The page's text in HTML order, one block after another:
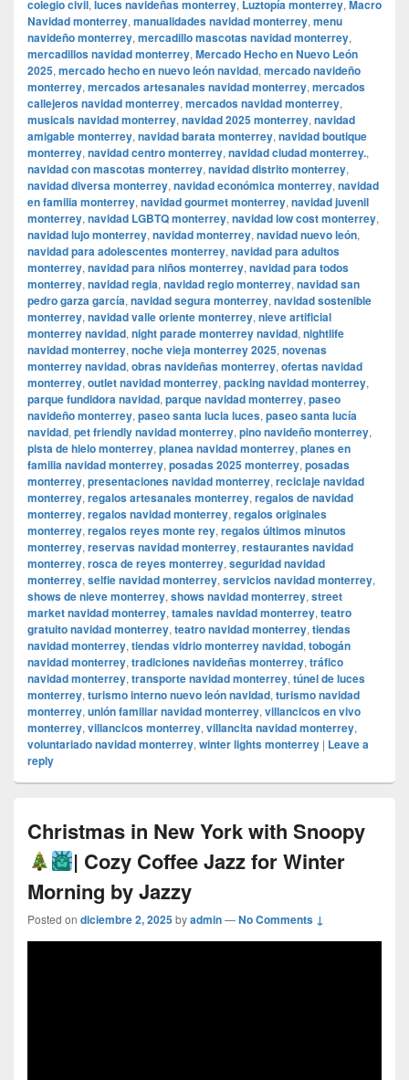
colegio civil, luces navideñas monterrey, Luztopía monterrey, Macro
Navidad monterrey, manualidades navidad monterrey, menu
navideño monterrey, mercadillo mascotas navidad monterrey,
mercadillos navidad monterrey, Mercado Hecho en Nuevo León
2025, mercado hecho en nuevo león navidad, mercado navideño
monterrey, mercados artesanales navidad monterrey, mercados
callejeros navidad monterrey, mercados navidad monterrey,
musicals navidad monterrey, navidad 2025 monterrey, navidad
amigable monterrey, navidad barata monterrey, navidad boutique
monterrey, navidad centro monterrey, navidad ciudad monterrey.,
navidad con mascotas monterrey, navidad distrito monterrey,
navidad diversa monterrey, navidad económica monterrey, navidad
en familia monterrey, navidad gourmet monterrey, navidad juvenil
monterrey, navidad LGBTQ monterrey, navidad low cost monterrey,
navidad lujo monterrey, navidad monterrey, navidad nuevo león,
navidad para adolescentes monterrey, navidad para adultos
monterrey, navidad para niños monterrey, navidad para todos
monterrey, navidad regia, navidad regio monterrey, navidad san
pedro garza garcía, navidad segura monterrey, navidad sostenible
monterrey, navidad valle oriente monterrey, nieve artificial
monterrey navidad, night parade monterrey navidad, nightlife
navidad monterrey, noche vieja monterrey 2025, novenas
monterrey navidad, obras navideñas monterrey, ofertas navidad
monterrey, outlet navidad monterrey, packing navidad monterrey,
parque fundidora navidad, parque navidad monterrey, paseo
navideño monterrey, paseo santa lucia luces, paseo santa lucía
navidad, pet friendly navidad monterrey, pino navideño monterrey,
pista de hielo monterrey, planea navidad monterrey, planes en
familia navidad monterrey, posadas 2025 monterrey, posadas
monterrey, presentaciones navidad monterrey, reciclaje navidad
monterrey, regalos artesanales monterrey, regalos de navidad
monterrey, regalos navidad monterrey, regalos originales
monterrey, regalos reyes monte rey, regalos últimos minutos
monterrey, reservas navidad monterrey, restaurantes navidad
monterrey, rosca de reyes monterrey, seguridad navidad
monterrey, selfie navidad monterrey, servicios navidad monterrey,
shows de nieve monterrey, shows navidad monterrey, street
market navidad monterrey, tamales navidad monterrey, teatro
gratuito navidad monterrey, teatro navidad monterrey, tiendas
navidad monterrey, tiendas vidrio monterrey navidad, tobogán
navidad monterrey, tradiciones navideñas monterrey, tráfico
navidad monterrey, transporte navidad monterrey, túnel de luces
monterrey, turismo interno nuevo león navidad, turismo navidad
monterrey, unión familiar navidad monterrey, villancicos en vivo
monterrey, villancicos monterrey, villancita navidad monterrey,
voluntariado navidad monterrey, winter lights monterrey | Leave a
reply
Christmas in New York with Snoopy
| Cozy Coffee Jazz for Winter
Morning by Jazzy
Posted on diciembre 2, 2025byadmin—No Comments ↓